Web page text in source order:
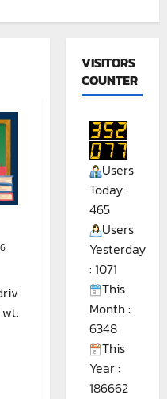
folders/1-
VISITORS
COUNTER
Users
Today :
465
Users
Yesterday
: 1071
This
Month :
6348
This
Year :
186662